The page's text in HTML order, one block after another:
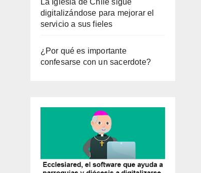
La Iglesia de Chile sigue
digitalizándose para mejorar el
servicio a sus fieles
¿Por qué es importante
confesarse con un sacerdote?